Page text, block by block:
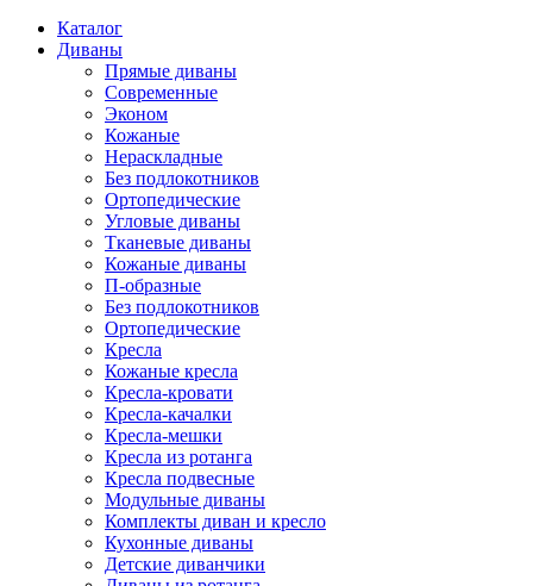
Каталог
Диваны
Прямые диваны
Современные
Эконом
Кожаные
Нераскладные
Без подлокотников
Ортопедические
Угловые диваны
Тканевые диваны
Кожаные диваны
П-образные
Без подлокотников
Ортопедические
Кресла
Кожаные кресла
Кресла-кровати
Кресла-качалки
Кресла-мешки
Кресла из ротанга
Кресла подвесные
Модульные диваны
Комплекты диван и кресло
Кухонные диваны
Детские диванчики